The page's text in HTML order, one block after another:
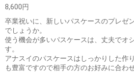
8,600円
卒業祝いに、新しいパスケースのプレゼ
でしょうか。
使う機会が多いパスケースは、丈夫でオ
す。
アナスイのパスケースはしっかりした作
も豊富ですので相手の方のお好みに合わ